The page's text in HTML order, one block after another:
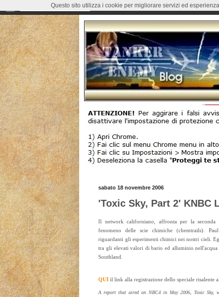
sabato 18 novembre 2006
'Toxic Sky, Part 2' KNBC
Il network californiano, affronta per la
fenomeno delle scie chimiche (chemtrails).
riguardanti gli esperimenti chimici nei nostri cieli.
tra gli elevati valori di bario ed alluminio
Southland.
QUI il link alla registrazione dello speciale risalente
A report that aired on NBC4 in May 2006, Toxic Sky,
Questo sito utilizza i cookie per migliorare servizi ed